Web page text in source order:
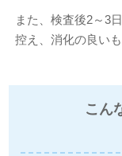
また、検査後2～3
控え、消化の良い
こん